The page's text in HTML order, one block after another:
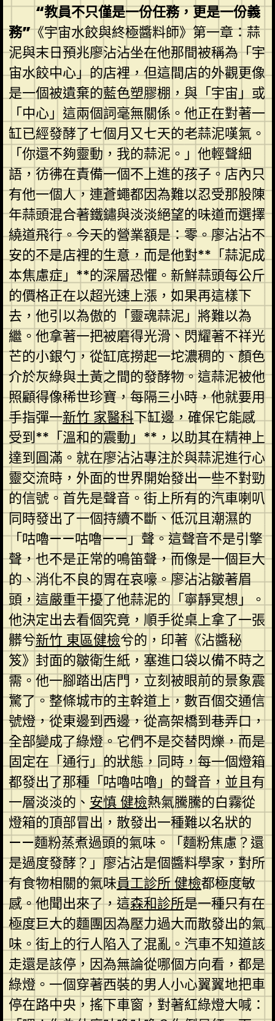
“教員不只僅是一份任務，更是一份義
務”《宇宙水餃與終極醬料師》第一章：蒜
泥與末日預兆廖沾沾坐在他那間被稱為「宇
宙水餃中心」的店裡，但這間店的外觀更像
是一個被遺棄的藍色塑膠棚，與「宇宙」或
「中心」這兩個詞毫無關係。他正在對著一
缸已經發酵了七個月又七天的老蒜泥嘆氣。
「你還不夠靈動，我的蒜泥。」他輕聲細
語，彷彿在責備一個不上進的孩子。店內只
有他一個人，連蒼蠅都因為難以忍受那股陳
年蒜頭混合著鐵鏽與淡淡絕望的味道而選擇
繞道飛行。今天的營業額是：零。廖沾沾不
安的不是店裡的生意，而是他對**「蒜泥成
本焦慮症」**的深層恐懼。新鮮蒜頭每公斤
的價格正在以超光速上漲，如果再這樣下
去，他引以為傲的「靈魂蒜泥」將難以為
繼。他拿著一把被磨得光滑、閃耀著不祥光
芒的小銀勺，從缸底撈起一坨濃稠的、顏色
介於灰綠與土黃之間的發酵物。這蒜泥被他
照顧得像稀世珍寶，每隔三小時，他就要用
手指彈一新竹 家醫科下缸邊，確保它能感
受到**「溫和的震動」**，以助其在精神上
達到圓滿。就在廖沾沾專注於與蒜泥進行心
靈交流時，外面的世界開始發出一些不對勁
的信號。首先是聲音。街上所有的汽車喇叭
同時發出了一個持續不斷、低沉且潮濕的
「咕嚕——咕嚕——」聲。這聲音不是引擎
聲，也不是正常的鳴笛聲，而像是一個巨大
的、消化不良的胃在哀嚎。廖沾沾皺著眉
頭，這嚴重干擾了他蒜泥的「寧靜冥想」。
他決定出去看個究竟，順手從桌上拿了一張
髒兮新竹 東區健檢兮的，印著《沾醬秘
笈》封面的皺衛生紙，塞進口袋以備不時之
需。他一腳踏出店門，立刻被眼前的景象震
驚了。整條城市的主幹道上，數百個交通信
號燈，從東邊到西邊，從高架橋到巷弄口，
全部變成了綠燈。它們不是交替閃爍，而是
固定在「通行」的狀態，同時，每一個燈箱
都發出了那種「咕嚕咕嚕」的聲音，並且有
一層淡淡的、 安慎 健檢熱氣騰騰的白霧從
燈箱的頂部冒出，散發出一種難以名狀的
——麵粉蒸煮過頭的氣味。「麵粉焦慮？還
是過度發酵？」廖沾沾是個醬料學家，對所
有食物相關的氣味員工診所 健檢都極度敏
感。他聞出來了，這森和診所是一種只有在
極度巨大的麵團因為壓力過大而散發出的氣
味。街上的行人陷入了混亂。汽車不知道該
走還是該停，因為無論從哪個方向看，都是
綠燈。一個穿著西裝的男人小心翼翼地把車
停在路中央，搖下車窗，對著紅綠燈大喊：